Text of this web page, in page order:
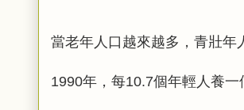
當老年人口越來越多，青壯年
1990年，每10.7個年輕人養一